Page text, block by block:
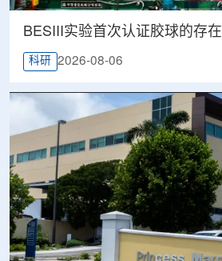
BESIII实验首次认证胶球的存在
科研 2026-08-06